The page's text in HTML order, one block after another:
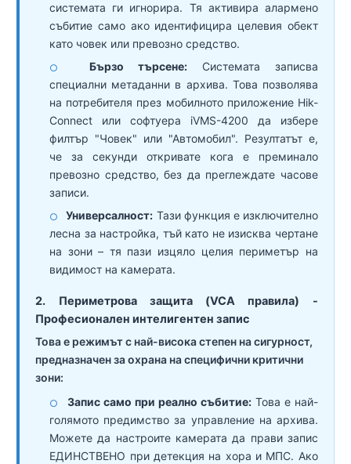
системата ги игнорира. Тя активира алармено
събитие само ако идентифицира целевия обект
като човек или превозно средство.
○ Бързо търсене:Системата записва
специални метаданни в архива. Това позволява
на потребителя през мобилното приложение Hik-
Connect или софтуера iVMS-4200 да избере
филтър "Човек" или "Автомобил". Резултатът е,
че за секунди откривате кога е преминало
превозно средство, без да преглеждате часове
записи.
○ Универсалност: Тази функция е изключително
лесна за настройка, тъй като не изисква чертане
на зони – тя пази изцяло целия периметър на
видимост на камерата.
2. Периметрова защита (VCA правила) -
Професионален интелигентен запис
Това е режимът с най-висока степен на сигурност,
предназначен за охрана на специфични критични
зони:
○ Запис само при реално събитие:Това е най-
голямото предимство за управление на архива.
Можете да настроите камерата да прави запис
ЕДИНСТВЕНО при детекция на хора и МПС. Ако